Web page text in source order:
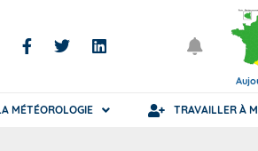
MÉTÉOROLOGIE TRAVAILLER À